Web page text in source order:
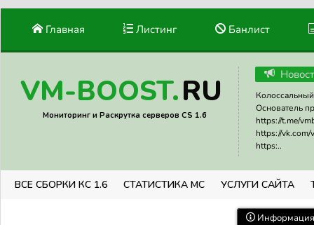
Главная Листинг Банлист
VM-BOOST.RU
Мониторинг и Раскрутка серверов CS 1.6
Основатель
https://t.me/
https://vk.com/
https:..
ВСЕ СБОРКИ КС 1.6 СТАТИСТИКА МС УСЛУГИ САЙТА